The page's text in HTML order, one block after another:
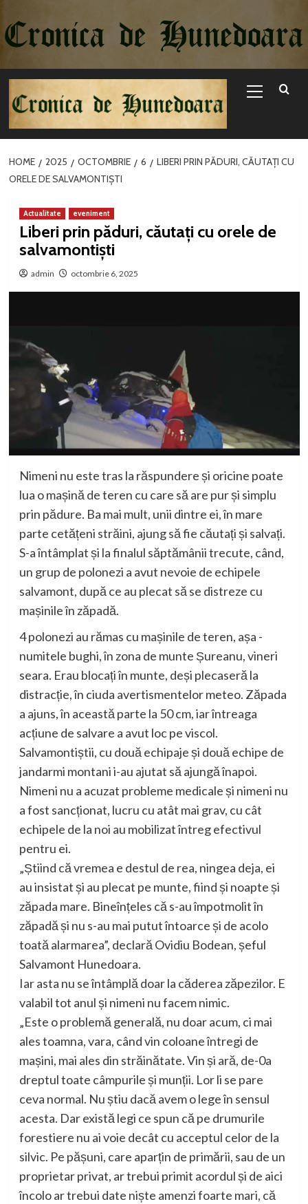
la
conținut
Menu
HOME 2025 OCTOMBRIE 6
LIBERI PRIN PĂDURI, CĂUTAȚI CU
ORELE DE SALVAMONTIȘTI
Actualitate eveniment
Liberi prin păduri, căutați cu orele de
salvamontiști
admin octombrie 6, 2025
Nimeni nu este tras la răspundere și oricine poate
lua o mașină de teren cu care să are pur și simplu
prin pădure. Ba mai mult, unii dintre ei, în mare
parte cetățeni străini, ajung să fie căutați și salvați.
S-a întâmplat și la finalul săptămânii trecute, când,
un grup de polonezi a avut nevoie de echipele
salvamont, după ce au plecat să se distreze cu
mașinile în zăpadă.
4 polonezi au rămas cu mașinile de teren, așa -
numitele bughi, în zona de munte Șureanu, vineri
seara. Erau blocați în munte, deși plecaseră la
distracție, în ciuda avertismentelor meteo. Zăpada
a ajuns, în această parte la 50 cm, iar întreaga
acțiune de salvare a avut loc pe viscol.
Salvamontiștii, cu două echipaje și două echipe de
jandarmi montani i-au ajutat să ajungă înapoi.
Nimeni nu a acuzat probleme medicale și nimeni nu
a fost sancționat, lucru cu atât mai grav, cu cât
echipele de la noi au mobilizat întreg efectivul
pentru ei.
„Știind că vremea e destul de rea, ningea deja, ei
au insistat și au plecat pe munte, fiind și noapte și
zăpada mare. Bineînțeles că s-au împotmolit în
zăpadă și nu s-au mai putut întoarce și de acolo
toată alarmarea”, declară Ovidiu Bodean, șeful
Salvamont Hunedoara.
Iar asta nu se întâmplă doar la căderea zăpezilor. E
valabil tot anul și nimeni nu facem nimic.
„Este o problemă generală, nu doar acum, ci mai
ales toamna, vara, când vin coloane întregi de
mașini, mai ales din străinătate. Vin și ară, de-0a
dreptul toate câmpurile și munții. Lor li se pare
ceva normal. Nu știu dacă avem o lege în sensul
acesta. Dar există legi ce spun că pe drumurile
forestiere nu ai voie decât cu acceptul celor de la
silvic. Pe pășuni, care aparțin de primării, sau de un
proprietar privat, ar trebui primit acordul și de aici
încolo ar trebui date niște amenzi foarte mari, că